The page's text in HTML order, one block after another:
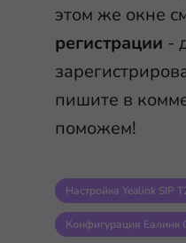
этом же окне
регистрации -
пишите в
поможем!
Настройка Yealink SIP
Конфигурация Еалинк